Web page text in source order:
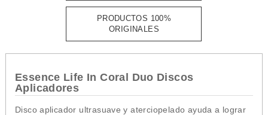
PRODUCTOS 100%
ORIGINALES
Essence Life In Coral Duo Discos
Aplicadores
Disco aplicador ultrasuave y aterciopelado ayuda a lograr